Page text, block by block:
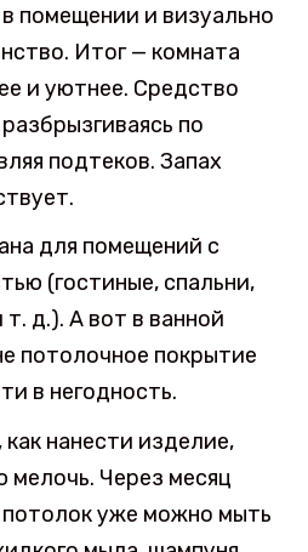
помещении и визуально
Итог — комната
и уютнее. Средство
по
подтеков. Запах
для помещений с
(гостиные, спальни,
д.). А вот в ванной
потолочное покрытие
в негодность.
нанести изделие,
Через месяц
уже можно мыть